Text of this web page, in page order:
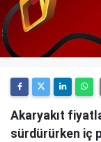
Akaryakıt
sürdürürken iç